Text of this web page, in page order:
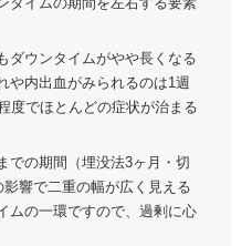
タイムの期間を左右する要素
ダウンタイムがやや長くなる
や内出血がみられるのは1週
度でほとんどの症状が治まる
での期間（埋没法3ヶ月・切
響で二重の幅が広く見える
ムの一環ですので、過剰に心